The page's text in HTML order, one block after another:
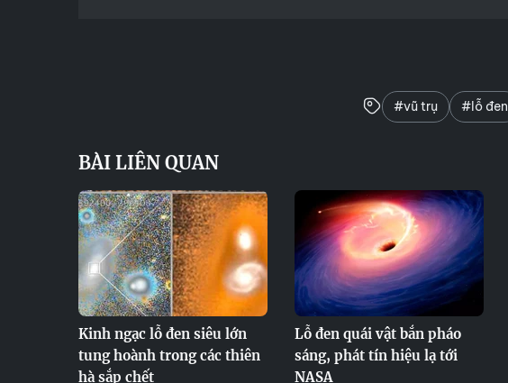
#vũ trụ #lỗ đen
BÀI LIÊN QUAN
Kinh ngạc lỗ đen siêu lớn
tung hoành trong các thiên
hà sắp chết
Lỗ đen quái vật bắn pháo
sáng, phát tín hiệu lạ tới
NASA